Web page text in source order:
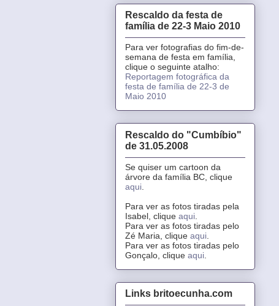
Rescaldo da festa de
família de 22-3 Maio 2010
Para ver fotografias do fim-de-
semana de festa em família,
clique o seguinte atalho:
Reportagem fotográfica da
festa de família de 22-3 de
Maio 2010
Rescaldo do "Cumbíbio"
de 31.05.2008
Se quiser um cartoon da
árvore da família BC, clique
aqui
Para ver as fotos tiradas pela
Isabel, clique aqui
Para ver as fotos tiradas pelo
Zé Maria, clique aqui
Para ver as fotos tiradas pelo
Gonçalo, clique aqui
Links britoecunha.com